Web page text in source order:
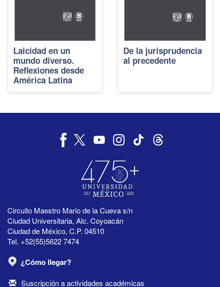
Laicidad en un
mundo diverso.
Reflexiones desde
América Latina
De la jurisprudencia
al precedente
Circuito Maestro Mario de la Cueva s/n
Ciudad Universitaria, Alc. Coyoacán
Ciudad de México, C.P. 04510
Tel. +52(55)5622 7474
¿Cómo llegar?
Suscripción a actividades académicas